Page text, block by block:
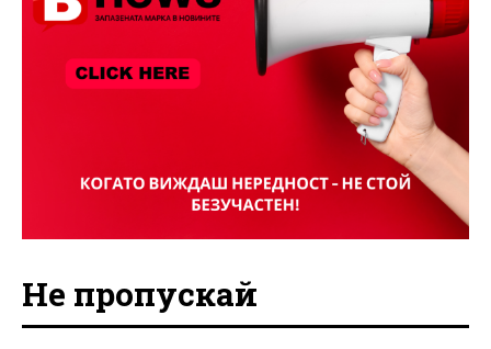
Не пропускай